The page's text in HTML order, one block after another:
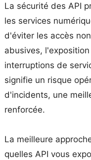
La sécurité des API
les services
d'éviter les accès
abusives,
interruptions de
signifie un risque
d'incidents, une
renforcée.
La meilleure
quelles API vous